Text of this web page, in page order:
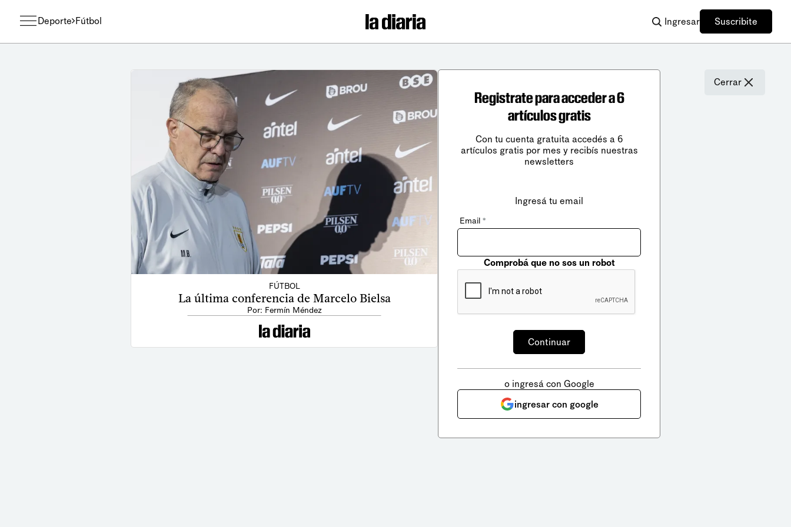
Deporte Fútbol Ingresar Suscribite
FÚTBOL
La última conferencia de Marcelo Bielsa
Por: Fermín Méndez
Cerrar
Registrate para acceder a 6
artículos gratis
Con tu cuenta gratuita accedés a 6
artículos gratis por mes y recibís nuestras
newsletters
Ingresá tu email
Email *
Comprobá que no sos un robot
o ingresá con Google
ingresar con google